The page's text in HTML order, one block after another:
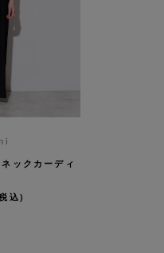
ックカーディ
込)